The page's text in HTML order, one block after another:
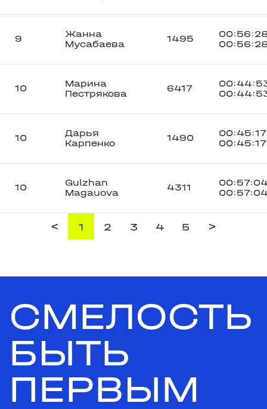
9
Жанна
Мусабаева
1495
10
Марина
Пестрякова
6417
10
Дарья
Карпенко
1490
00:45:17
00:45:17
10
Gulzhan
Magauova
4311
< 1 2 3 4 5 >
СМЕЛОСТЬ
БЫТЬ
ПЕРВЫМ